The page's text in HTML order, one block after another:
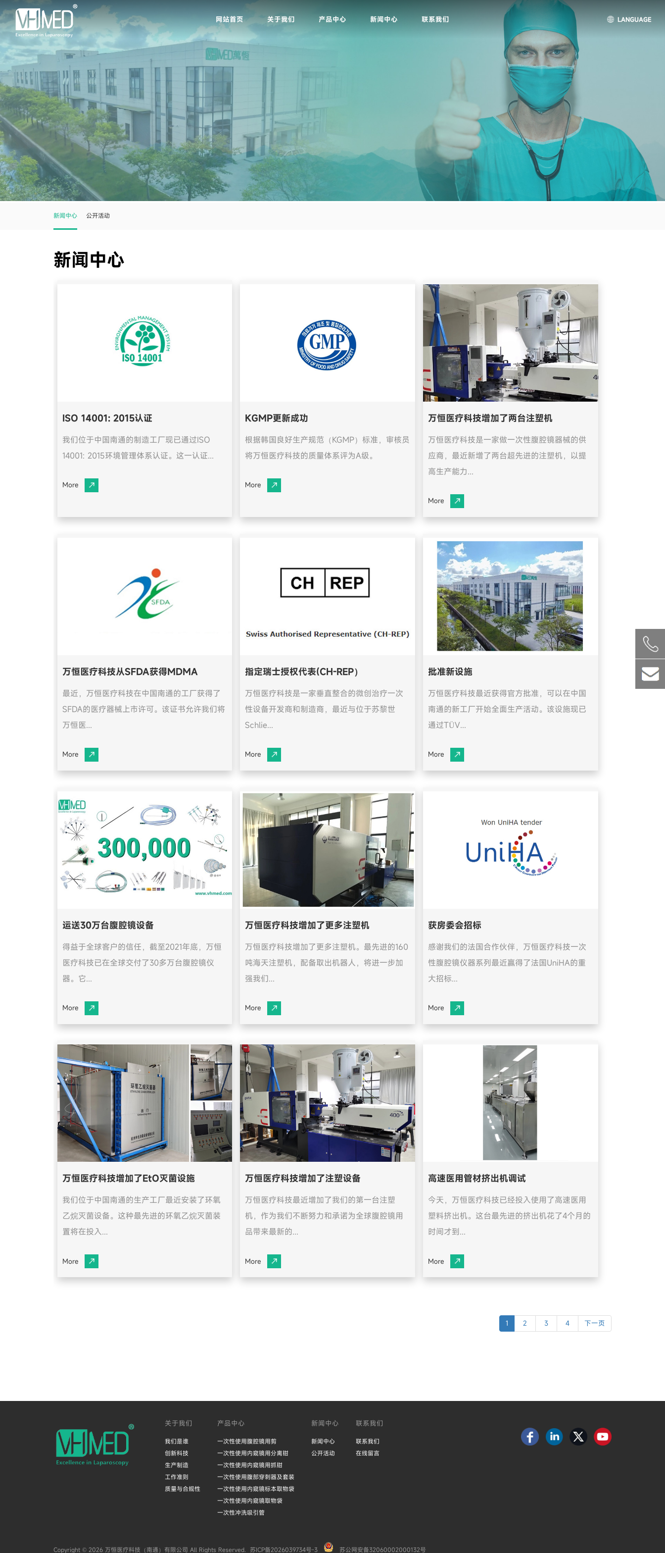
网站首页 关于我们 产品中心 新闻中心 联系我们 LANGUAGE
新闻中心 公开活动
新闻中心
ISO 14001: 2015认证
我们位于中国南通的制造工厂现已通过ISO
14001: 2015环境管理体系认证。这一认证...
More
KGMP更新成功
根据韩国良好生产规范（KGMP）标准，审核员
将万恒医疗科技的质量体系评为A级。
More
万恒医疗科技增加了两台注塑机
万恒医疗科技是一家做一次性腹腔镜器械的供
应商，最近新增了两台超先进的注塑机，以提
高生产能力...
More
万恒医疗科技从SFDA获得MDMA
最近，万恒医疗科技在中国南通的工厂获得了
SFDA的医疗器械上市许可。该证书允许我们将
万恒医...
More
指定瑞士授权代表(CH-REP）
万恒医疗科技是一家垂直整合的微创治疗一次
性设备开发商和制造商，最近与位于苏黎世
Schlie...
More
批准新设施
万恒医疗科技最近获得官方批准，可以在中国
南通的新工厂开始全面生产活动。该设施现已
通过TÜV...
More
运送30万台腹腔镜设备
得益于全球客户的信任，截至2021年底，万恒
医疗科技已在全球交付了30多万台腹腔镜仪
器。它...
More
万恒医疗科技增加了更多注塑机
万恒医疗科技增加了更多注塑机。最先进的160
吨海天注塑机，配备取出机器人，将进一步加
强我们...
More
获房委会招标
感谢我们的法国合作伙伴，万恒医疗科技一次
性腹腔镜仪器系列最近赢得了法国UniHA的重
大招标...
More
万恒医疗科技增加了EtO灭菌设施
我们位于中国南通的生产工厂最近安装了环氧
乙烷灭菌设备。这种最先进的环氧乙烷灭菌装
置将在投入...
More
万恒医疗科技增加了注塑设备
万恒医疗科技最近增加了我们的第一台注塑
机，作为我们不断努力和承诺为全球腹腔镜用
品带来最新的...
More
高速医用管材挤出机调试
今天，万恒医疗科技已经投入使用了高速医用
塑料挤出机。这台最先进的挤出机花了4个月的
时间才到...
More
1 2 3 4 下一页
关于我们
我们是谁
创新科技
生产制造
工作准则
质量与合规性
产品中心
一次性使用腹腔镜用剪
一次性使用内窥镜用分离钳
一次性使用内窥镜用抓钳
一次性使用腹部穿刺器及套装
一次性使用内窥镜标本取物袋
一次性使用内窥镜取物袋
一次性冲洗吸引管
新闻中心
新闻中心
公开活动
联系我们
联系我们
在线留言
Copyright © 2026 万恒医疗科技（南通）有限公司 All Rights Reserved. 苏ICP备2026039734号-3 苏公网安备32060002000132号
+86-